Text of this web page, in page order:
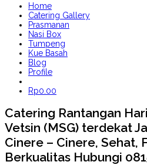
Home
Catering Gallery
Prasmanan
Nasi Box
Tumpeng
Kue Basah
Blog
Profile
Rp0.00
Catering Rantangan
Vetsin (MSG) terdekat
Cinere – Cinere, Sehat,
Berkualitas Hubungi